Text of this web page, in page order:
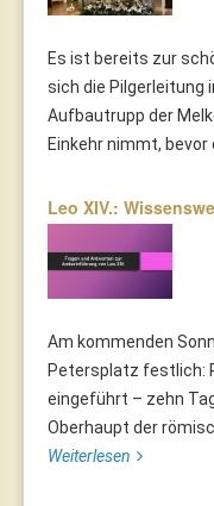
Es ist bereits zur
sich die Pilgerleitung
Aufbautrupp der
Einkehr nimmt, bevor
Leo XIV.:
Am kommenden
Petersplatz festlich:
eingeführt – zehn
Oberhaupt der
Weiterlesen